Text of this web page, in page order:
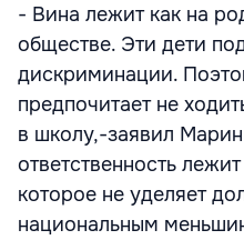
- Вина лежит как на
обществе. Эти дети
дискриминации.
предпочитает не
в школу,-заявил
ответственность
которое не уделяет
национальным